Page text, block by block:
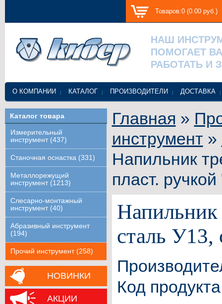
Товаров:0 (0.00 руб.)
НАШ
ПОМОГАЕТ
РАБОТАТЬ И
О КОМПАНИИ КАТАЛОГ ПРОИЗВОДИТЕЛИ ДОСТАВКА
Каталог товара
Измерительный
инструмент (437)
Станочная оснастка (331)
Металлорежущий
инструмент (1213)
Слесарно-монтажный
инструмент (40)
Абразивный инструмент
(194)
Прочий инструмент (258)
НОВИНКИ
АКЦИИ
Главная »
инструмент »
Напильник
пласт.
сталь У13,
Код